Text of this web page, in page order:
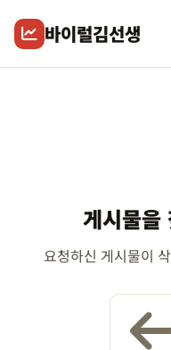
바이럴김선생
게시물을
요청하신 게시물이